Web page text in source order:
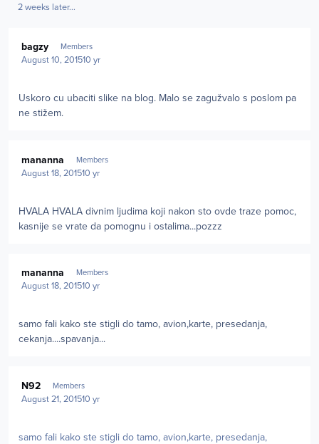
2 weeks later...
bagzy Members
August 10, 201510 yr
Uskoro cu ubaciti slike na blog. Malo se zagužvalo s poslom pa
ne stižem.
mananna Members
August 18, 201510 yr
HVALA HVALA divnim ljudima koji nakon sto ovde traze pomoc,
kasnije se vrate da pomognu i ostalima...pozzz
mananna Members
August 18, 201510 yr
samo fali kako ste stigli do tamo, avion,karte, presedanja,
cekanja....spavanja...
N92 Members
August 21, 201510 yr
samo fali kako ste stigli do tamo, avion,karte, presedanja,